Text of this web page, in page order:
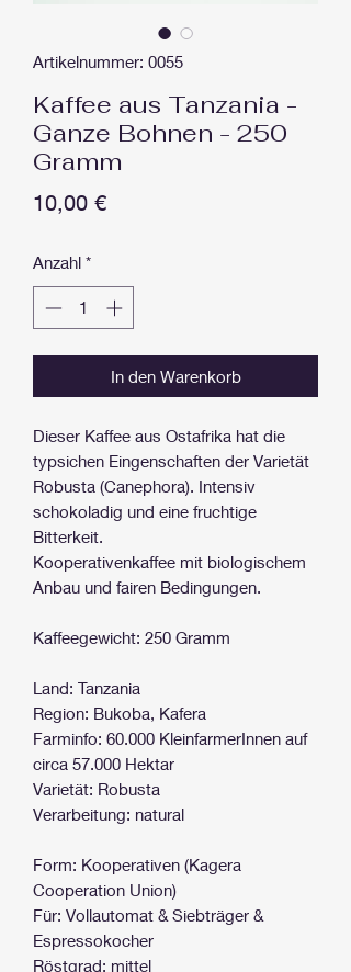
Artikelnummer: 0055
Kaffee aus Tanzania -
Ganze Bohnen - 250
Gramm
10,00 €Preis
Anzahl *
In den Warenkorb
Dieser Kaffee aus Ostafrika hat die
typsichen Eingenschaften der Varietät
Robusta (Canephora). Intensiv
schokoladig und eine fruchtige
Bitterkeit.
Kooperativenkaffee mit biologischem
Anbau und fairen Bedingungen.
Kaffeegewicht: 250 Gramm
Land: Tanzania
Region: Bukoba, Kafera
Farminfo: 60.000 KleinfarmerInnen auf
circa 57.000 Hektar
Varietät: Robusta
Verarbeitung: natural
Form: Kooperativen (Kagera
Cooperation Union)
Für: Vollautomat & Siebträger &
Espressokocher
Röstgrad: mittel